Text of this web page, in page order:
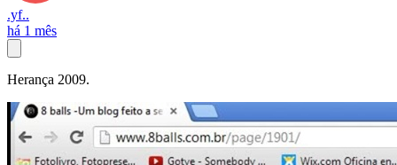
.yf..
há 1 mês
Herança 2009.